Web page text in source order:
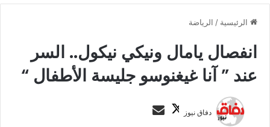
الرئيسية / الرياضة
انفصال يامال ونيكي نيكول.. السر
عند ” آنا غيغنوسو جليسة الأطفال “
دفاق نيوز
ت